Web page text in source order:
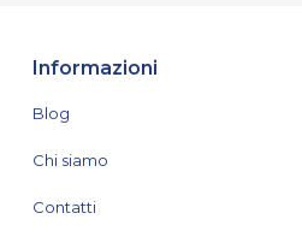
Informazioni
Blog
Chi siamo
Contatti